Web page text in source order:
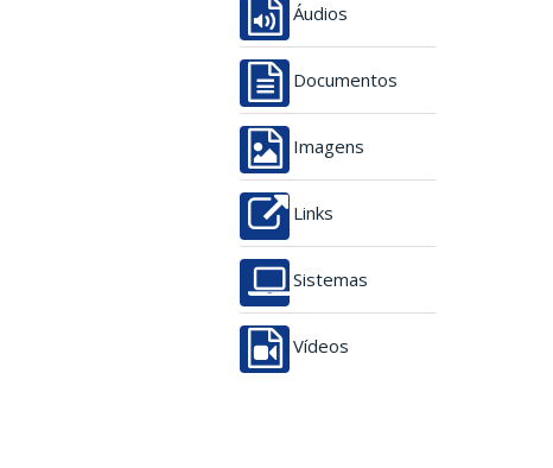
Áudios
Documentos
Imagens
Links
Sistemas
Vídeos